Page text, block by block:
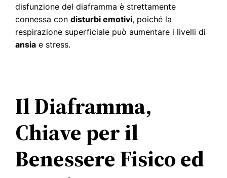
disfunzione del diaframma è strettamente
connessa condisturbi emotivi, poiché la
respirazione superficiale può aumentare i livelli di
ansia e stress.
Il Diaframma,
Chiave per il
Benessere Fisico ed